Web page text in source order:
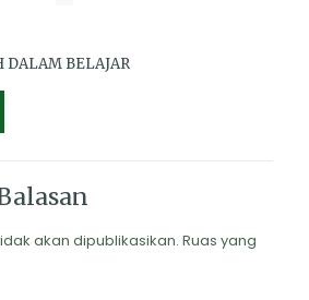
BELAJAR
akan dipublikasikan. Ruas yang